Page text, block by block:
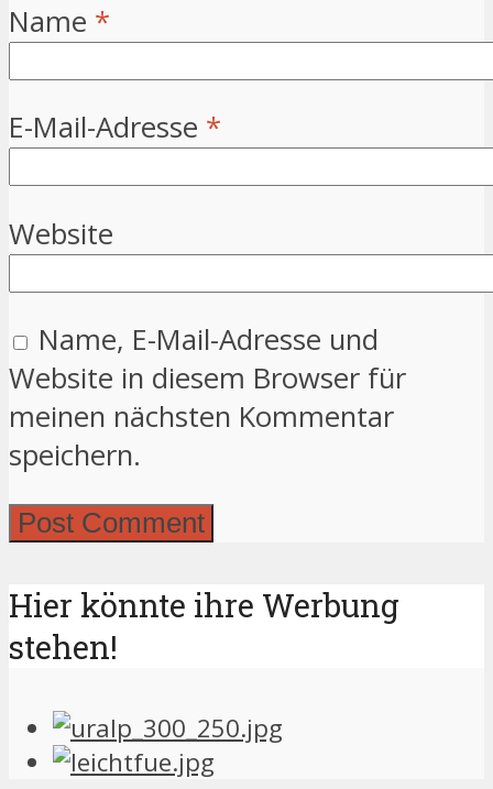
Name *
E-Mail-Adresse *
Website
Name, E-Mail-Adresse und
Website in diesem Browser für
meinen nächsten Kommentar
speichern.
Hier könnte ihre Werbung
stehen!